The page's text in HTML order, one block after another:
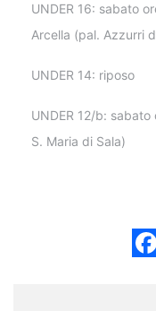
UNDER 16: sabato
Arcella (pal. Azzurri
UNDER 14: riposo
UNDER 12/b:
S. Maria di Sala)